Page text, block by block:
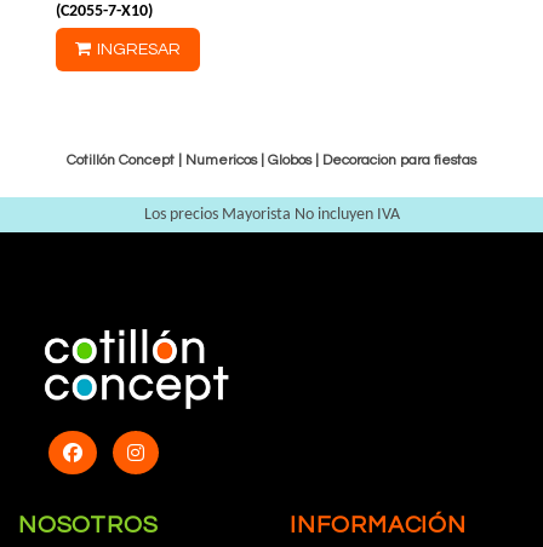
(C2055-7-X10)
INGRESAR
Cotillón Concept | Numericos| Globos| Decoracion para fiestas
Los precios Mayorista No incluyen IVA
NOSOTROS INFORMACIÓN